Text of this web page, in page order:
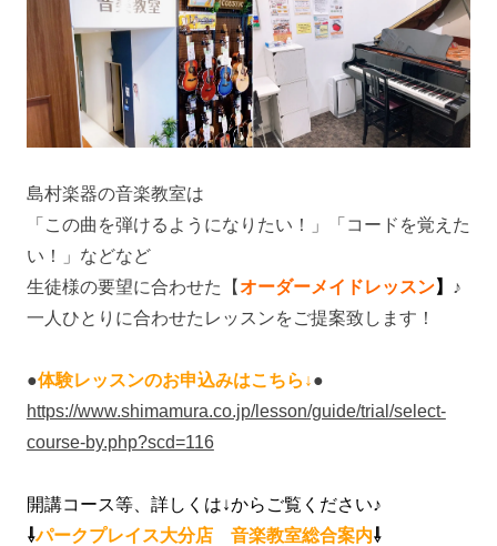
島村楽器の音楽教室は
「この曲を弾けるようになりたい！」「コードを覚えた
い！」などなど
生徒様の要望に合わせた【オーダーメイドレッスン】 ♪
一人ひとりに合わせたレッスンをご提案致します！
●体験レッスンのお申込みはこちら↓●
https://www.shimamura.co.jp/lesson/guide/trial/select-
course-by.php?scd=116
開講コース等、詳しくは↓からご覧ください♪
⇩パークプレイス大分店 音楽教室総合案内⇩